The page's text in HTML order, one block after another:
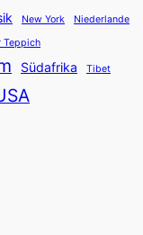
New York
Niederlande
Teppich
Südafrika Tibet